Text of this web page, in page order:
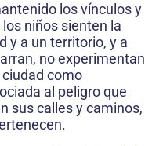
los vínculos y
niños sienten la
y a un territorio, y a
no experimentan
ciudad como
al peligro que
sus calles y caminos,